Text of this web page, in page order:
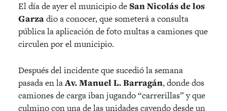
El día de ayer el municipio de San Nicolás de los
Garzadio a conocer, que someterá a consulta
pública la aplicación de foto multas a camiones que
circulen por el municipio.
Después del incidente que sucedió la semana
pasada en laAv. Manuel L. Barragán, donde dos
camiones de carga iban jugando “carrerillas” y que
culmino con una de las unidades cayendo desde un